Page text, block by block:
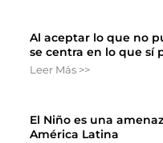
Al aceptar lo que no
se centra en lo que sí
Leer Más >>
El Niño es una
América Latina